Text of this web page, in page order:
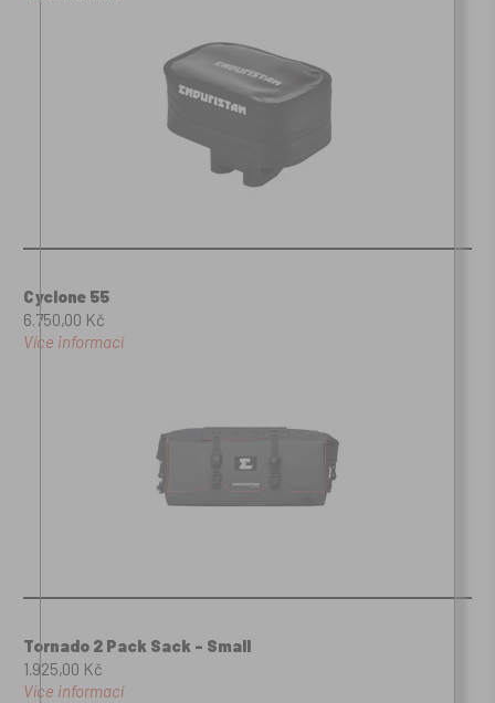
Cyclone 55
6.750,00 Kč
Více informací
Tornado 2 Pack Sack - Small
1.925,00 Kč
Více informací